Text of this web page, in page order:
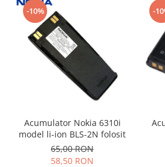
Asus
Lenovo
Nokia
Samsung
Placi de baza
Placa de baza Allview
Apple
Asus
-10%
Acumulator Nokia 6310i
model li-ion BLS-2N folosit
65,00 RON
58,50 RON
-